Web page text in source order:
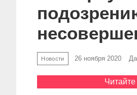
Новости 26 ноября 2020
Читайте